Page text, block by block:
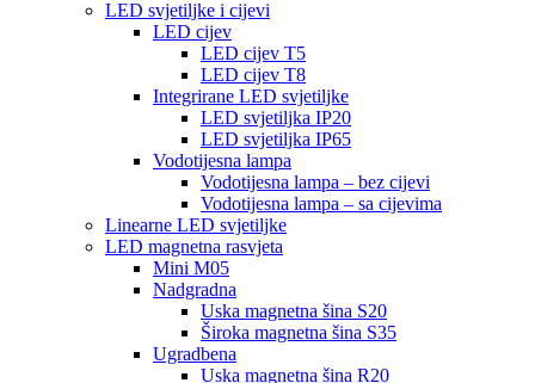
LED svjetiljke i cijevi
LED cijev
LED cijev T5
LED cijev T8
Integrirane LED svjetiljke
LED svjetiljka IP20
LED svjetiljka IP65
Vodotijesna lampa
Vodotijesna lampa – bez cijevi
Vodotijesna lampa – sa cijevima
Linearne LED svjetiljke
LED magnetna rasvjeta
Mini M05
Nadgradna
Uska magnetna šina S20
Široka magnetna šina S35
Ugradbena
Uska magnetna šina R20